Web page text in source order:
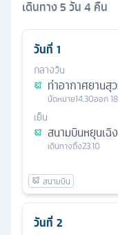
เดินทาง5วัน4 คืน
วันที่ 1
กลางวัน
ท่าอากาศยาน
นัดหมาย14.30ออก
เย็น
สนามบินหยุนเฉิง
เดินทางถึง23.10
วันที่ 2